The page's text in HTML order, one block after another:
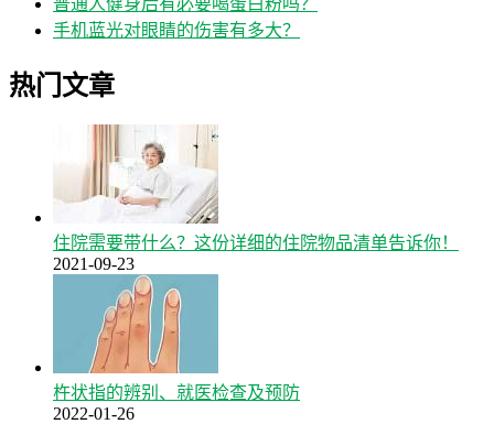
普通人健身后有必要喝蛋白粉吗？
手机蓝光对眼睛的伤害有多大？
热门文章
住院需要带什么？这份详细的住院物品清单告诉你！
2021-09-23
杵状指的辨别、就医检查及预防
2022-01-26